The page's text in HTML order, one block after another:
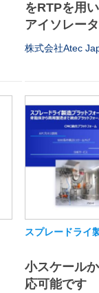
をRTPを用
アイソレー
株式会社Atec
スプレードライ
小スケール
応可能です